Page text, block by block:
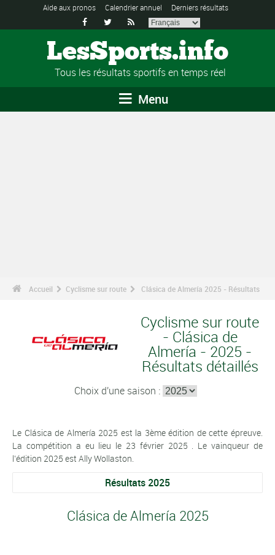
Aide aux pronos Calendrier annuel Derniers résultats
  
LesSports.info
Tous les résultats sportifs en temps réel
Menu
Accueil Cyclisme sur route Clásica de Almería 2025 - Résultats
Cyclisme sur route
- Clásica de
Almería - 2025 -
Résultats détaillés
Choix d'une saison :
Le Clásica de Almería 2025 est la 3ème édition de cette épreuve.
La compétition a eu lieu le 23 février 2025 . Le vainqueur de
l'édition 2025 est Ally Wollaston.
Résultats 2025
Clásica de Almería 2025